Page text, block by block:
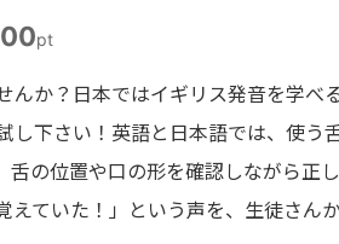
pt
ではイギリス発音を学べる機
し下さい！英語と日本語では、使う
舌の位置や口の形を確認しながら正
えていた！」という声を、生徒さん